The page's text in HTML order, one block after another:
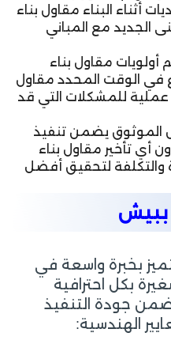
أثناء البناء مقاول بناء
الجديد مع المباني
أولويات مقاول بناء
في الوقت المحدد مقاول
للمشكلات التي قد
الموثوق يضمن تنفيذ
أي تأخير مقاول بناء
والتكلفة لتحقيق أفضل
ببيش
بخبرة واسعة في
بكل احترافية
جودة التنفيذ
الهندسية: